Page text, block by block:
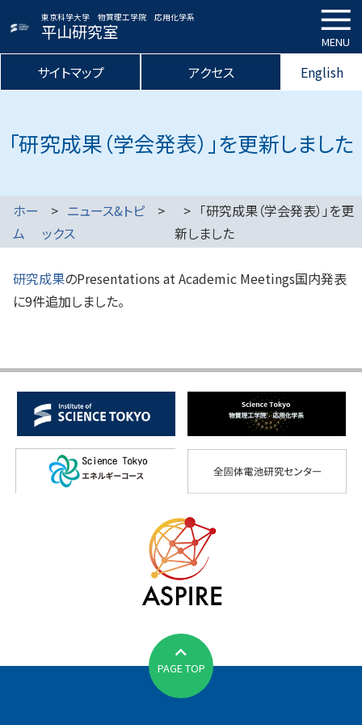
東京科学大学 物質理工学院 応用化学系
平山研究室 MENU
サイトマップ アクセス English
「研究成果（学会発表）」を更新しました
ホー
ム
ニュース&トピ
ックス
「研究成果（学会発表）」を更
新しました
研究成果のPresentations at Academic Meetings国内発表
に9件追加しました。
PAGE TOP